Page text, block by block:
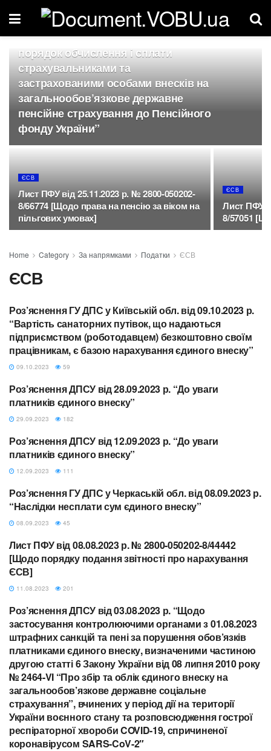
Постанова Правління ПФУ від
20.03.2024 р. № 7-1 “Про
затвердження Змін до Інструкції про
порядок обчислення і сплати
страхувальниками та
застрахованими особами внесків на
загальнообов’язкове державне
пенсійне страхування до Пенсійного
фонду України”
ЄСВ
Лист ПФУ від 25.11.2023 р. № 2800-050202-
8/66774 [Щодо права на пенсію за віком на
пільгових умовах]
ЄСВ
Лист ПФУ
8/57051
Home Category За напрямками Податки ЄСВ
ЄСВ
ЄСВ
Роз’яснення ГУ ДПС у Київській обл. від 09.10.2023 р.
“Вартість санаторних путівок, що надаються
підприємством (роботодавцем) безкоштовно своїм
працівникам, є базою нарахування єдиного внеску”
09.10.2023 59
ЄСВ
Роз’яснення ДПСУ від 28.09.2023 р. “До уваги
платників єдиного внеску”
29.09.2023 182
ЄСВ
Роз’яснення ДПСУ від 12.09.2023 р. “До уваги
платників єдиного внеску”
12.09.2023 111
ЄСВ
Роз’яснення ГУ ДПС у Черкаській обл. від 08.09.2023 р.
“Наслідки несплати сум єдиного внеску”
08.09.2023 45
ЄСВ
Лист ПФУ від 08.08.2023 р. № 2800-050202-8/44442
[Щодо порядку подання звітності про нарахування
ЄСВ]
11.08.2023 201
ЄСВ
Роз’яснення ДПСУ від 03.08.2023 р. “Щодо
застосування контролюючими органами з 01.08.2023
штрафних санкцій та пені за порушення обов’язків
платниками єдиного внеску, визначеними частиною
другою статті 6 Закону України від 08 липня 2010 року
№ 2464-VI “Про збір та облік єдиного внеску на
загальнообов’язкове державне соціальне
страхування”, вчинених у період дії на території
України воєнного стану та розповсюдження гострої
респіраторної хвороби COVID-19, спричиненої
коронавірусом SARS-CoV-2″